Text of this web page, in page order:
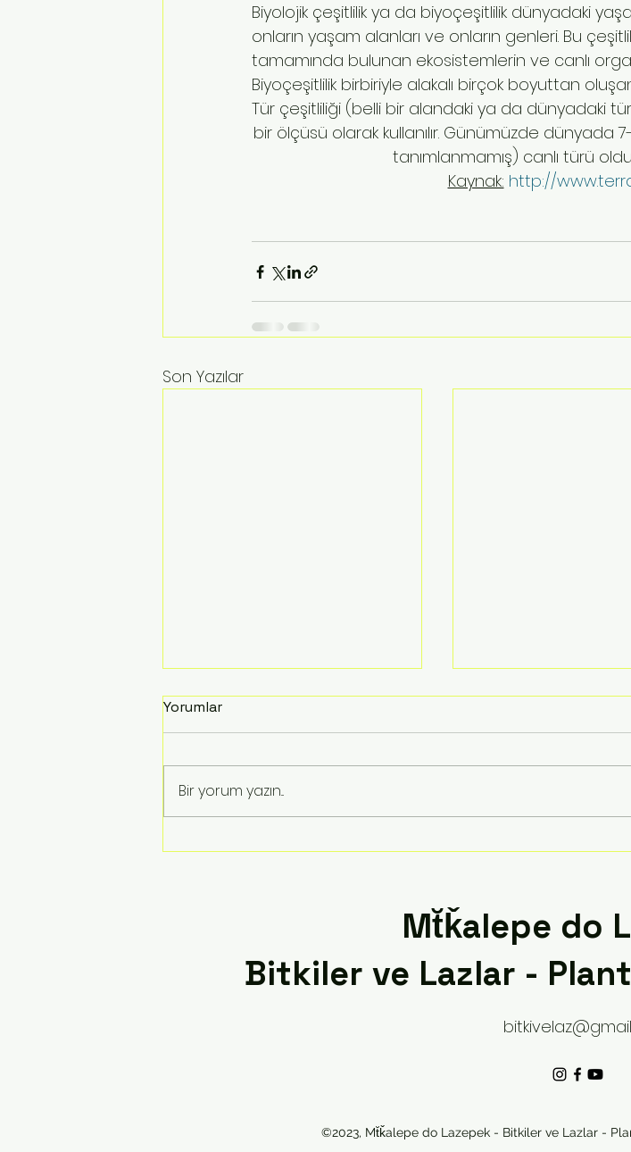
Biyolojik çeşitlilik ya da biyoçeşitlilik dünyadaki
onların yaşam alanları ve onların genleri. Bu
tamamında bulunan ekosistemlerin ve canlı
Biyoçeşitlilik birbiriyle alakalı birçok boyuttan
Tür çeşitliliği (belli bir alandaki ya da dünyadaki
bir ölçüsü olarak kullanılır. Günümüzde dünyada
tanımlanmamış) canlı türü
Kaynak: http://
Son Yazılar
Lazlar Bitkiler
Yorumlar
Bir yorum yazın...
Mt̆ǩalepe do
Bitkiler ve Lazlar -
©2023, Mt̆ǩalepe do Lazepek - Bitkiler ve Lazlar -